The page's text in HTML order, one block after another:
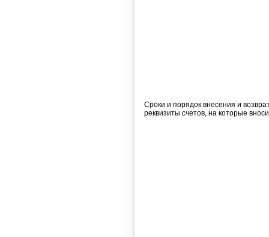
Сроки и порядок внесения и
реквизиты счетов, на которые